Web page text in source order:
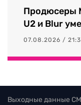
Продюсеры
U2 и Blur
07.08.2026 /
Выходные данные